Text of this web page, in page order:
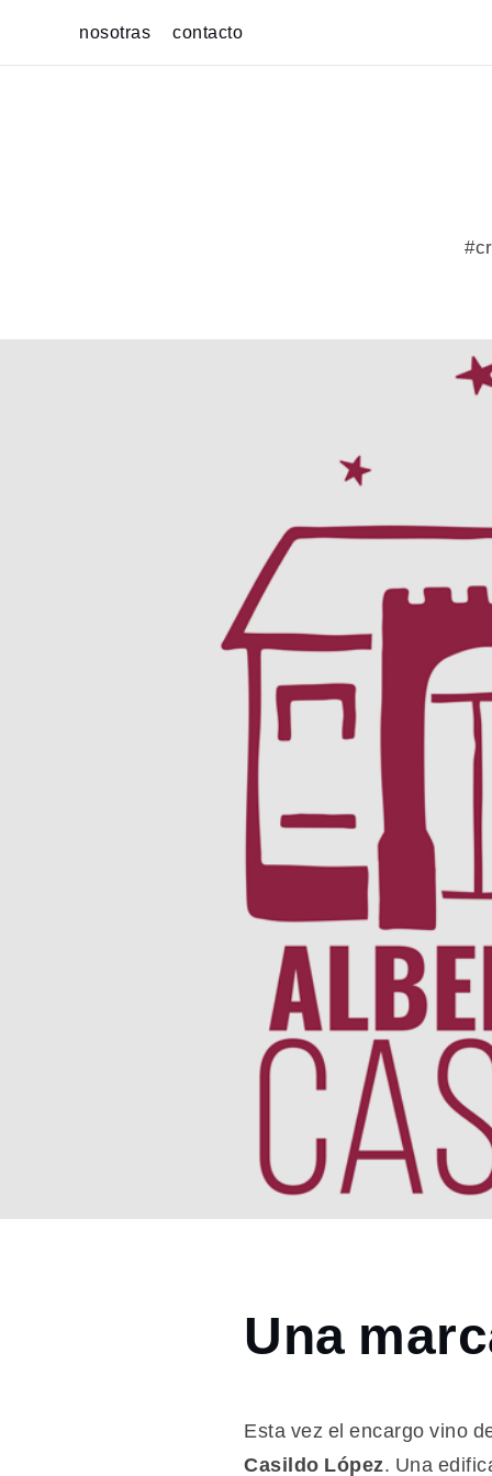
content
nosotras contacto
Home
2021
Una
Una
Esta vez el encargo vino
Casildo López. Una